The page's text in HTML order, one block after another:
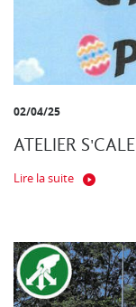
02/04/25
ATELIER S'CALE
Lire la suite